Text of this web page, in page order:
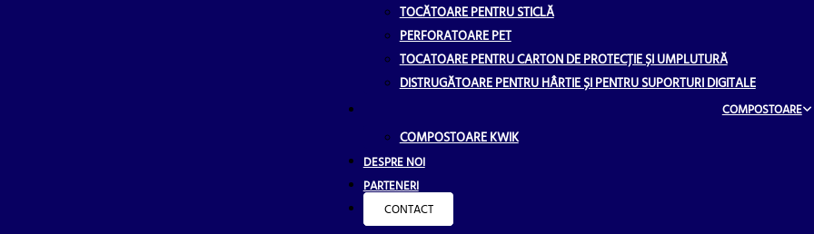
TOCĂTOARE PENTRU STICLĂ
PERFORATOARE PET
TOCATOARE PENTRU CARTON DE PROTECȚIE ȘI UMPLUTURĂ
DISTRUGĂTOARE PENTRU HÂRTIE ȘI PENTRU SUPORTURI DIGITALE
COMPOSTOARE
COMPOSTOARE KWIK
DESPRE NOI
PARTENERI
CONTACT